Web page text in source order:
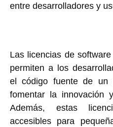
entre desarrolladores y
Las licencias de
permiten a los
el código fuente de un
fomentar la innovación
Además, estas
accesibles para